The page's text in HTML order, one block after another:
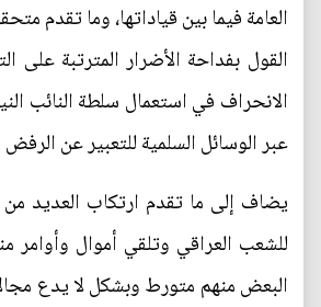
العامة فيما بين قياداتها، وما
القول بفداحة الأضرار المترتبة على
الانحراف في استعمال سلطة النائب
عبر الوسائل السلمية للتعبير عن
يضاف إلى ما تقدم ارتكاب العديد من
للشعب العراقي وتلقي أموال وأوامر
البعض منهم متورط وبشكل لا يدع